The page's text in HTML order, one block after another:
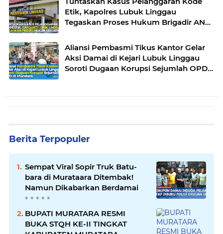
Etik, Kapolres Lubuk Linggau
Tegaskan Proses Hukum Brigadir AN
Aliansi Pembasmi Tikus Kantor Gelar
Aksi Damai di Kejari Lubuk Linggau
Soroti Dugaan Korupsi Sejumlah OPD
Berita Terpopuler
Sempat Viral Sopir Truk Batu-
bara di Murataara Ditembak!
Namun Dikabarkan Berdamai
BUPATI MURATARA RESMI
BUKA STQH KE-II TINGKAT